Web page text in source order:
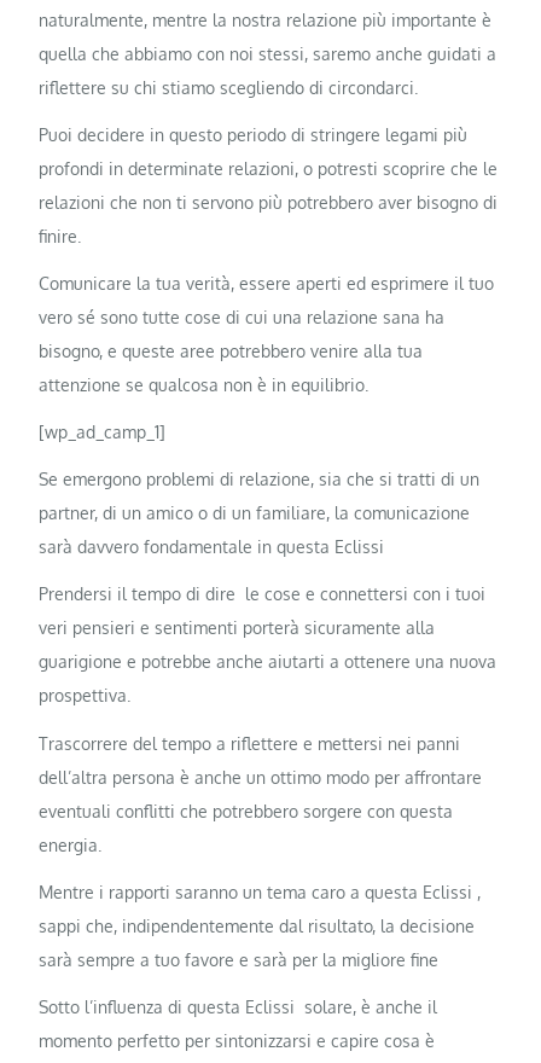
naturalmente, mentre la nostra relazione più importante è
quella che abbiamo con noi stessi, saremo anche guidati a
riflettere su chi stiamo scegliendo di circondarci.
Puoi decidere in questo periodo di stringere legami più
profondi in determinate relazioni, o potresti scoprire che le
relazioni che non ti servono più potrebbero aver bisogno di
finire.
Comunicare la tua verità, essere aperti ed esprimere il tuo
vero sé sono tutte cose di cui una relazione sana ha
bisogno, e queste aree potrebbero venire alla tua
attenzione se qualcosa non è in equilibrio.
[wp_ad_camp_1]
Se emergono problemi di relazione, sia che si tratti di un
partner, di un amico o di un familiare, la comunicazione
sarà davvero fondamentale in questa Eclissi
Prendersi il tempo di dire le cose e connettersi con i tuoi
veri pensieri e sentimenti porterà sicuramente alla
guarigione e potrebbe anche aiutarti a ottenere una nuova
prospettiva.
Trascorrere del tempo a riflettere e mettersi nei panni
dell’altra persona è anche un ottimo modo per affrontare
eventuali conflitti che potrebbero sorgere con questa
energia.
Mentre i rapporti saranno un tema caro a questa Eclissi ,
sappi che, indipendentemente dal risultato, la decisione
sarà sempre a tuo favore e sarà per la migliore fine
Sotto l’influenza di questa Eclissi solare, è anche il
momento perfetto per sintonizzarsi e capire cosa è